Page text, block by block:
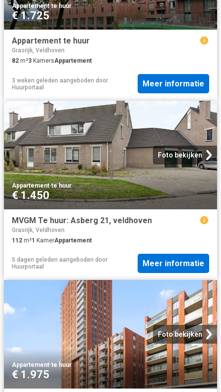
Appartement·te huur
€ 1.725
Appartement te huur
Grasrijk, Veldhoven
82 m²3 KamersAppartement
3 weken geleden aangeboden door
Huurportaal
Meer informatie
Foto bekijken
Appartement·te huur
€ 1.450
MVGM Te huur: Asberg 21, veldhoven
Grasrijk, Veldhoven
112 m²1 KamerAppartement
5 dagen geleden aangeboden door
Huurportaal
Meer informatie
Foto bekijken
Appartement·te huur
€ 1.975